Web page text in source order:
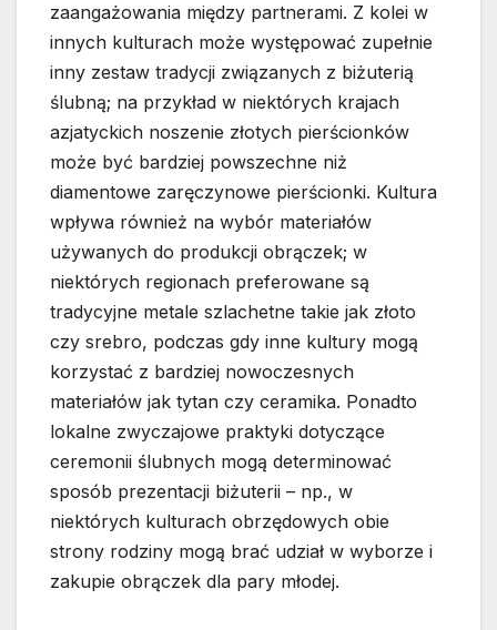
zaangażowania między partnerami. Z kolei w
innych kulturach może występować zupełnie
inny zestaw tradycji związanych z biżuterią
ślubną; na przykład w niektórych krajach
azjatyckich noszenie złotych pierścionków
może być bardziej powszechne niż
diamentowe zaręczynowe pierścionki. Kultura
wpływa również na wybór materiałów
używanych do produkcji obrączek; w
niektórych regionach preferowane są
tradycyjne metale szlachetne takie jak złoto
czy srebro, podczas gdy inne kultury mogą
korzystać z bardziej nowoczesnych
materiałów jak tytan czy ceramika. Ponadto
lokalne zwyczajowe praktyki dotyczące
ceremonii ślubnych mogą determinować
sposób prezentacji biżuterii – np., w
niektórych kulturach obrzędowych obie
strony rodziny mogą brać udział w wyborze i
zakupie obrączek dla pary młodej.